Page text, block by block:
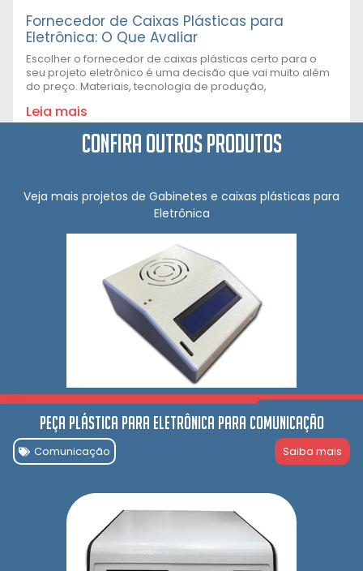
Fornecedor de Caixas Plásticas para
Eletrônica: O Que Avaliar
Escolher o fornecedor de caixas plásticas certo para o
seu projeto eletrônico é uma decisão que vai muito além
do preço. Materiais, tecnologia de produção,
Leia mais
Confira outros produtos
Veja mais projetos de Gabinetes e caixas plásticas para
Eletrônica
Peça Plástica para Eletrônica para comunicação
Comunicação Saiba mais